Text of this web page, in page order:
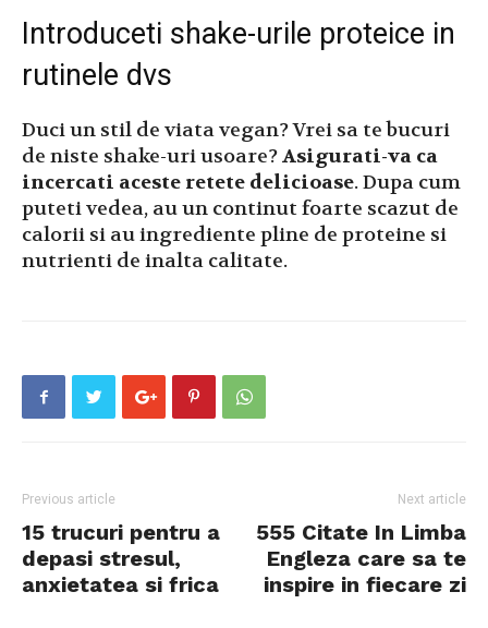
Introduceti shake-urile proteice in
rutinele dvs
Duci un stil de viata vegan? Vrei sa te bucuri
de niste shake-uri usoare?Asigurati-va ca
incercati aceste retete delicioase. Dupa cum
puteti vedea, au un continut foarte scazut de
calorii si au ingrediente pline de proteine ​​si
nutrienti de inalta calitate.
Previous article
15 trucuri pentru a
depasi stresul,
anxietatea si frica
Next article
555 Citate In Limba
Engleza care sa te
inspire in fiecare zi